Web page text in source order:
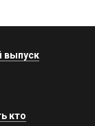
выпуск
кто